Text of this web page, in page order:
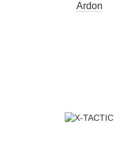
Ardon